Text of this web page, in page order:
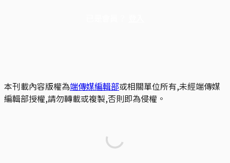
本刊載內容版權為端傳媒編輯部或相關單位所有,未經端傳媒
編輯部授權,請勿轉載或複製,否則即為侵權。